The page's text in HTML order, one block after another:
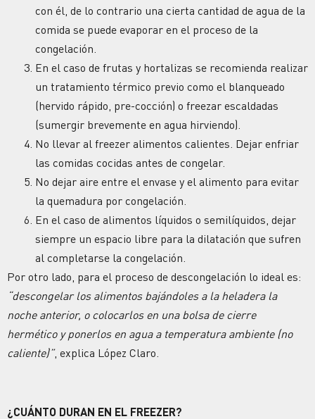
con él, de lo contrario una cierta cantidad de agua de la
comida se puede evaporar en el proceso de la
congelación.
En el caso de frutas y hortalizas se recomienda realizar
un tratamiento térmico previo como el blanqueado
(hervido rápido, pre-cocción) o freezar escaldadas
(sumergir brevemente en agua hirviendo).
No llevar al freezer alimentos calientes. Dejar enfriar
las comidas cocidas antes de congelar.
No dejar aire entre el envase y el alimento para evitar
la quemadura por congelación.
En el caso de alimentos líquidos o semilíquidos, dejar
siempre un espacio libre para la dilatación que sufren
al completarse la congelación.
Por otro lado, para el proceso de descongelación lo ideal es:
“descongelar los alimentos bajándoles a la heladera la
noche anterior, o colocarlos en una bolsa de cierre
hermético y ponerlos en agua a temperatura ambiente (no
caliente)”, explica López Claro.
¿CUÁNTO DURAN EN EL FREEZER?